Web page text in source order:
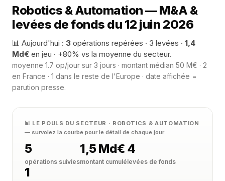
Robotics & Automation — M&A &
levées de fonds du 12 juin 2026
📊 Aujourd'hui : 3 opérations repérées · 3 levées · 1,4
Md€ en jeu · +80% vs la moyenne du secteur.
moyenne 1.7 op/jour sur 3 jours · montant médian 50 M€ · 2
en France · 1 dans le reste de l'Europe · date affichée =
parution presse.
📊 LE POULS DU SECTEUR · ROBOTICS & AUTOMATION
— survolez la courbe pour le détail de chaque jour
5
opérations suivies
1,5 Md€
montant cumulé
4
levées de fonds
1